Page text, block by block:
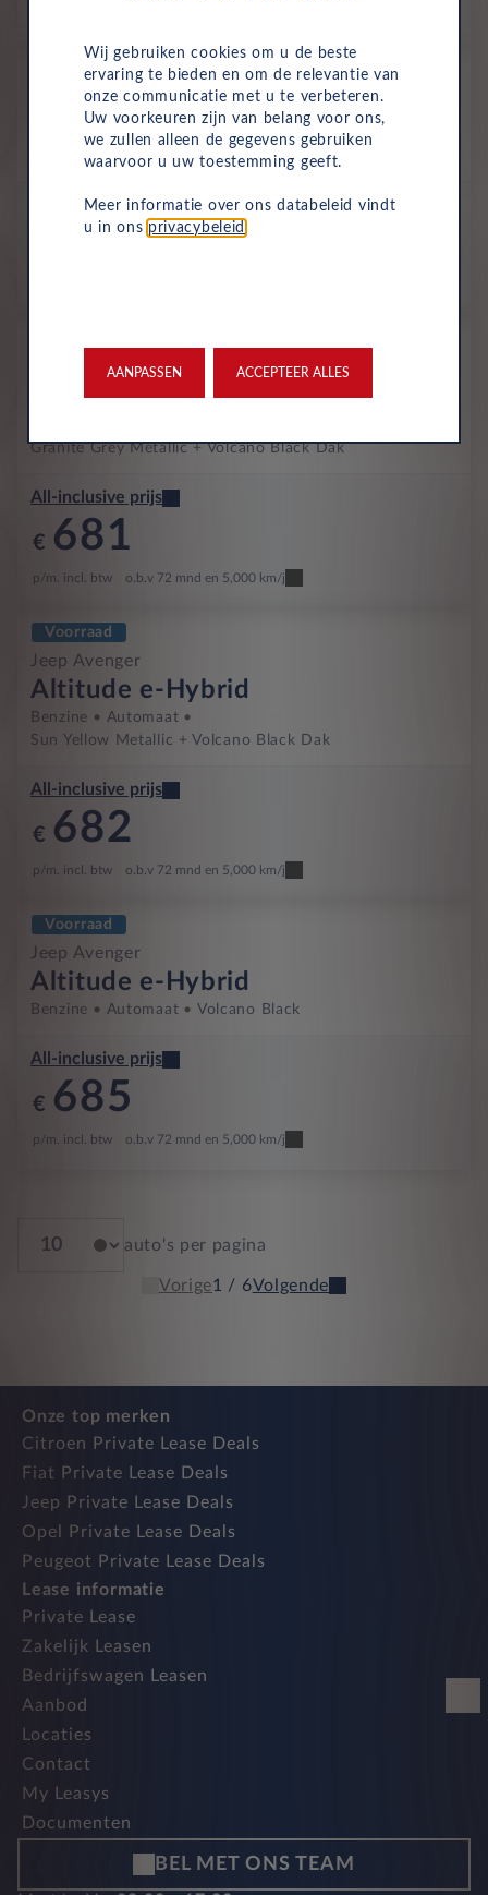
Voorraad
Jeep Avenger
Altitude e-Hybrid
Benzine Automaat Ruby Red + Volcano Black Dak
All-inclusive prijs
678
Jeep Avenger
Altitude e-Hybrid
Granite Grey Metallic + Volcano Black Dak
All-inclusive prijs
€ 681
p/m. incl. btw o.b.v 72 mnd en 5,000 km/j
Voorraad
Jeep Avenger
Altitude e-Hybrid
Benzine
Automaat
Sun Yellow Metallic + Volcano Black Dak
All-inclusive prijs
€ 682
p/m. incl. btw o.b.v 72 mnd en 5,000 km/j
Voorraad
Jeep Avenger
Altitude e-Hybrid
Benzine Automaat Volcano Black
All-inclusive prijs
€ 685
p/m. incl. btw o.b.v 72 mnd en 5,000 km/j
auto's per pagina
Vorige1 / 6Volgende
Onze top merken
Citroen Private Lease Deals
Fiat Private Lease Deals
Jeep Private Lease Deals
Opel Private Lease Deals
Peugeot Private Lease Deals
Lease informatie
Private Lease
Zakelijk Leasen
Bedrijfswagen Leasen
Aanbod
Locaties
Contact
My Leasys
Documenten
BEL MET ONS TEAM
Wij gebruiken cookies om u de beste
ervaring te bieden en om de relevantie van
onze communicatie met u te verbeteren.
Uw voorkeuren zijn van belang voor ons,
we zullen alleen de gegevens gebruiken
waarvoor u uw toestemming geeft.
Meer informatie over ons databeleid vindt
u in ons privacybeleid
AANPASSEN ACCEPTEER ALLES